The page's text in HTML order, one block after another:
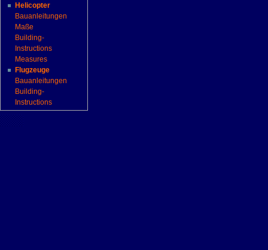
Helicopter
Bauanleitungen
Maße
Building-
Instructions
Measures
Flugzeuge
Bauanleitungen
Building-
Instructions